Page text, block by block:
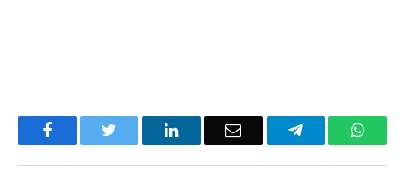
Facebook LinkedIn Email Telegram